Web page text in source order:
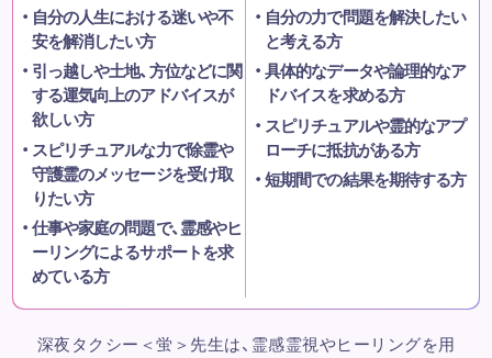
自分の人生における迷いや不
安を解消したい方
引っ越しや土地、方位などに関
する運気向上のアドバイスが
欲しい方
スピリチュアルな力で除霊や
守護霊のメッセージを受け取
りたい方
仕事や家庭の問題で、霊感やヒ
ーリングによるサポートを求
めている方
自分の力で問題を解決したい
と考える方
具体的なデータや論理的なア
ドバイスを求める方
スピリチュアルや霊的なアプ
ローチに抵抗がある方
短期間での結果を期待する方
深夜タクシー＜蛍＞先生は、霊感霊視やヒーリングを用